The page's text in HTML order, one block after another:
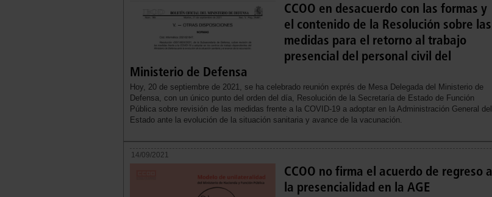
CCOO en desacuerdo con las formas y
el contenido de la Resolución sobre las
medidas para el retorno al trabajo
presencial del personal civil del
Ministerio de Defensa
Hoy, 20 de septiembre de 2021, se ha celebrado reunión exprés de Mesa Delegada del Ministerio de
Defensa, con un único punto del orden del día, Resolución de la Secretaría de Estado de Función
Pública sobre revisión de las medidas frente a la COVID-19 a adoptar en la Administración General del
Estado ante la evolución de la situación sanitaria y avance de la vacunación.
14/09/2021
CCOO no firma el acuerdo de regreso a
la presencialidad en la AGE